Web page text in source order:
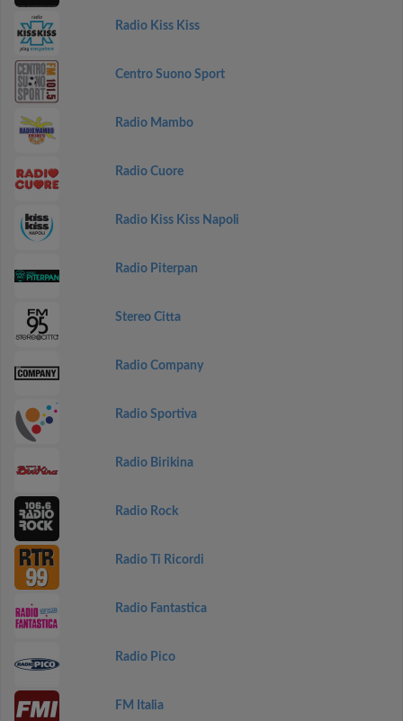
Radio Kiss Kiss
Centro Suono Sport
Radio Mambo
Radio Cuore
Radio Kiss Kiss Napoli
Radio Piterpan
Stereo Citta
Radio Company
Radio Sportiva
Radio Birikina
Radio Rock
Radio Ti Ricordi
Radio Fantastica
Radio Pico
FM Italia